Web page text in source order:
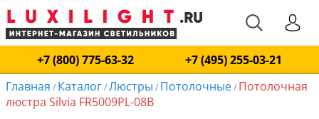
+7 (800) 775-63-32
+7 (495) 255-03-21
Главная / Каталог/Люстры / Потолочные/ Потолочная
люстра Silvia FR5009PL-08B